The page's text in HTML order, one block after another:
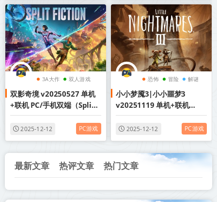
3A大作 双人游戏
动作
双影奇境 v20250527 单机
+联机 PC/手机双端（Split
Fiction）中文版网盘下载
2025-12-12 PC游戏
恐怖 冒险 解谜
小小梦魇3|小小噩梦3
v20251119 单机+联机
（Little Nightmares III）
2025-12-12 PC游戏
最新文章 热评文章 热门文章